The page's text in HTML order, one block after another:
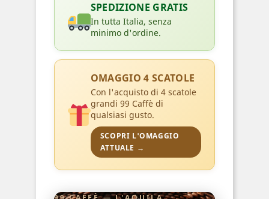
SPEDIZIONE GRATIS
In tutta Italia, senza
minimo d'ordine.
OMAGGIO 4 SCATOLE
Con l'acquisto di 4 scatole
grandi 99 Caffè di
qualsiasi gusto.
SCOPRI L'OMAGGIO
ATTUALE →